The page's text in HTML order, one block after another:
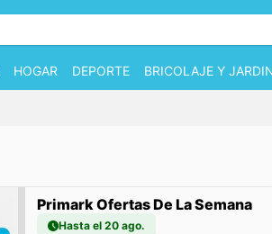
HOGAR DEPORTE BRICOLAJE Y
Primark Ofertas De La Semana
Hasta el 20 ago.